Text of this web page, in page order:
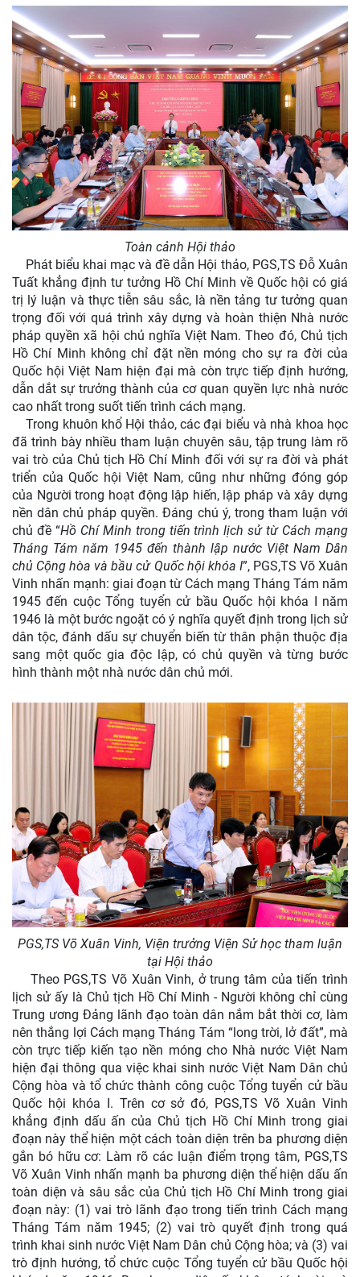
Toàn cảnh Hội thảo
Phát biểu khai mạc và đề dẫn Hội thảo, PGS,TS Đỗ Xuân
Tuất khẳng định tư tưởng Hồ Chí Minh về Quốc hội có giá
trị lý luận và thực tiễn sâu sắc, là nền tảng tư tưởng quan
trọng đối với quá trình xây dựng và hoàn thiện Nhà nước
pháp quyền xã hội chủ nghĩa Việt Nam. Theo đó, Chủ tịch
Hồ Chí Minh không chỉ đặt nền móng cho sự ra đời của
Quốc hội Việt Nam hiện đại mà còn trực tiếp định hướng,
dẫn dắt sự trưởng thành của cơ quan quyền lực nhà nước
cao nhất trong suốt tiến trình cách mạng.
Trong khuôn khổ Hội thảo, các đại biểu và nhà khoa học
đã trình bày nhiều tham luận chuyên sâu, tập trung làm rõ
vai trò của Chủ tịch Hồ Chí Minh đối với sự ra đời và phát
triển của Quốc hội Việt Nam, cũng như những đóng góp
của Người trong hoạt động lập hiến, lập pháp và xây dựng
nền dân chủ pháp quyền. Đáng chú ý, trong tham luận với
chủ đề “Hồ Chí Minh trong tiến trình lịch sử từ Cách mạng
Tháng Tám năm 1945 đến thành lập nước Việt Nam Dân
chủ Cộng hòa và bầu cử Quốc hội khóa I”, PGS,TS Võ Xuân
Vinh nhấn mạnh: giai đoạn từ Cách mạng Tháng Tám năm
1945 đến cuộc Tổng tuyển cử bầu Quốc hội khóa I năm
1946 là một bước ngoặt có ý nghĩa quyết định trong lịch sử
dân tộc, đánh dấu sự chuyển biến từ thân phận thuộc địa
sang một quốc gia độc lập, có chủ quyền và từng bước
hình thành một nhà nước dân chủ mới.
PGS,TS Võ Xuân Vinh, Viện trưởng Viện Sử học tham luận
tại Hội thảo
Theo PGS,TS Võ Xuân Vinh, ở trung tâm của tiến trình
lịch sử ấy là Chủ tịch Hồ Chí Minh - Người không chỉ cùng
Trung ương Đảng lãnh đạo toàn dân nắm bắt thời cơ, làm
nên thắng lợi Cách mạng Tháng Tám “long trời, lở đất”, mà
còn trực tiếp kiến tạo nền móng cho Nhà nước Việt Nam
hiện đại thông qua việc khai sinh nước Việt Nam Dân chủ
Cộng hòa và tổ chức thành công cuộc Tổng tuyển cử bầu
Quốc hội khóa I. Trên cơ sở đó, PGS,TS Võ Xuân Vinh
khẳng định dấu ấn của Chủ tịch Hồ Chí Minh trong giai
đoạn này thể hiện một cách toàn diện trên ba phương diện
gắn bó hữu cơ: Làm rõ các luận điểm trọng tâm, PGS,TS
Võ Xuân Vinh nhấn mạnh ba phương diện thể hiện dấu ấn
toàn diện và sâu sắc của Chủ tịch Hồ Chí Minh trong giai
đoạn này: (1) vai trò lãnh đạo trong tiến trình Cách mạng
Tháng Tám năm 1945; (2) vai trò quyết định trong quá
trình khai sinh nước Việt Nam Dân chủ Cộng hòa; và (3) vai
trò định hướng, tổ chức cuộc Tổng tuyển cử bầu Quốc hội